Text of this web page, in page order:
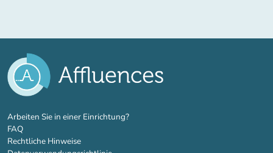
Arbeiten Sie in einer Einrichtung?(new tab)
FAQ
Rechtliche Hinweise